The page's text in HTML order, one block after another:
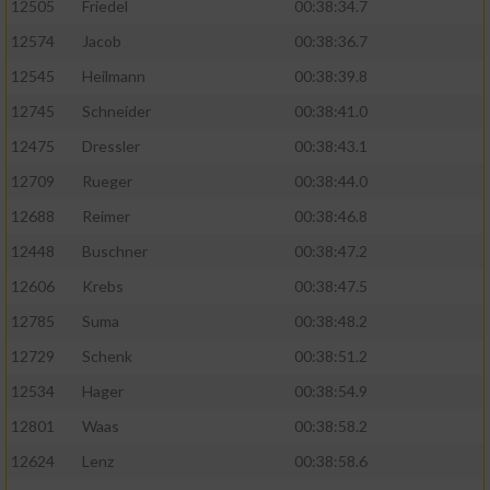
12505 Friedel
00:38:34.7
12574
Jacob
00:38:36.7
12545
Heilmann
00:38:39.8
12745
Schneider
00:38:41.0
12475
Dressler
00:38:43.1
12709
Rueger
00:38:44.0
12688
Reimer
00:38:46.8
12448
Buschner
00:38:47.2
12606
Krebs
00:38:47.5
12785
Suma
00:38:48.2
12729
Schenk
00:38:51.2
12534
Hager
00:38:54.9
12801
Waas
00:38:58.2
12624
Lenz
00:38:58.6